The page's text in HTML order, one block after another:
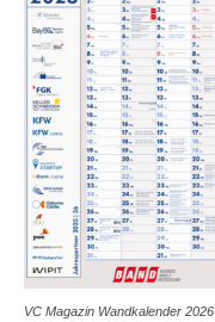
VC Magazin Wandkalender 2026